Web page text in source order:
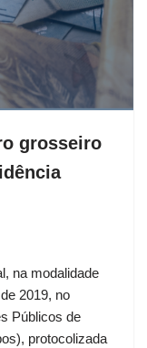
grosseiro
na modalidade
2019, no
Públicos de
protocolizada